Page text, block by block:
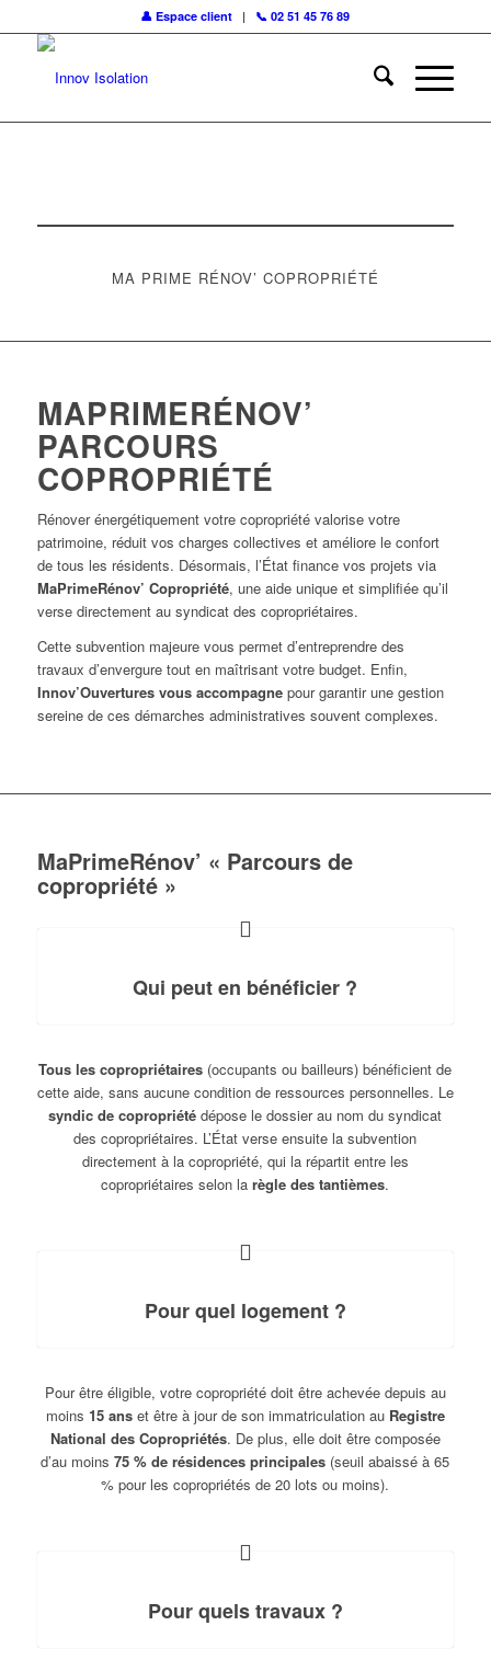
👤 Espace client | 📞 02 51 45 76 89
MA PRIME RÉNOV’ COPROPRIÉTÉ
MAPRIMERÉNOV’
PARCOURS
COPROPRIÉTÉ
Rénover énergétiquement votre copropriété valorise votre
patrimoine, réduit vos charges collectives et améliore le confort
de tous les résidents. Désormais, l’État finance vos projets via
MaPrimeRénov’ Copropriété, une aide unique et simplifiée qu’il
verse directement au syndicat des copropriétaires.
Cette subvention majeure vous permet d’entreprendre des
travaux d’envergure tout en maîtrisant votre budget. Enfin,
Innov’Ouvertures vous accompagnepour garantir une gestion
sereine de ces démarches administratives souvent complexes.
MaPrimeRénov’ « Parcours de
copropriété »
Qui peut en bénéficier ?
Tous les copropriétaires (occupants ou bailleurs) bénéficient de
cette aide, sans aucune condition de ressources personnelles. Le
syndic de copropriété dépose le dossier au nom du syndicat
des copropriétaires. L’État verse ensuite la subvention
directement à la copropriété, qui la répartit entre les
copropriétaires selon larègle des tantièmes.
Pour quel logement ?
Pour être éligible, votre copropriété doit être achevée depuis au
moins 15 anset être à jour de son immatriculation au Registre
National des Copropriétés. De plus, elle doit être composée
d’au moins75 % de résidences principales (seuil abaissé à 65
% pour les copropriétés de 20 lots ou moins).
Pour quels travaux ?
Pour demander un devis Par ici !